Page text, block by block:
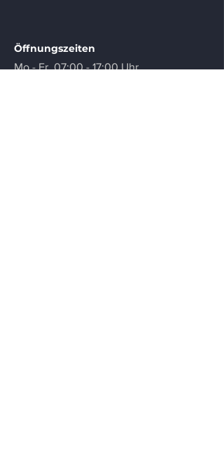
Öffnungszeiten
Mo - Fr.07:00 - 17:00 Uhr